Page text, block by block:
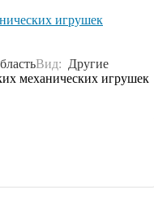
игрушек
Вид: Другие
механических игрушек